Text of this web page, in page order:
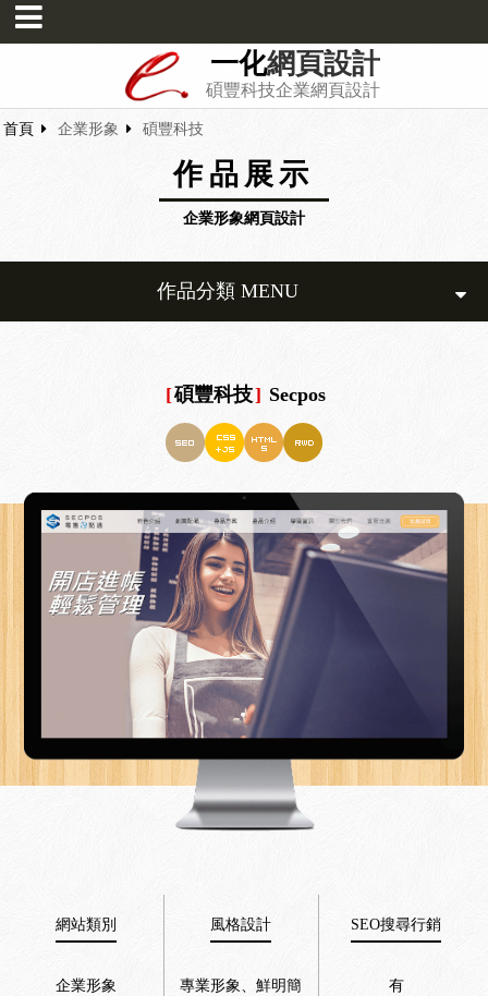
一化網頁設計
碩豐科技企業網頁設計
首頁 企業形象 碩豐科技
作品展示
企業形象網頁設計
作品分類 MENU
[碩豐科技] Secpos
網站類別
企業形象
風格設計
專業形象、鮮明簡
SEO搜尋行銷
有